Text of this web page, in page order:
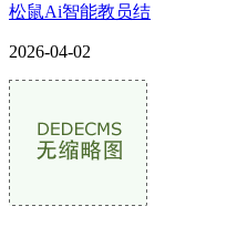
松鼠Ai智能教员结
2026-04-02